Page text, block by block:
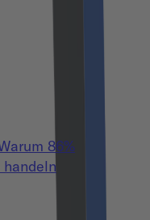
86%
handeln